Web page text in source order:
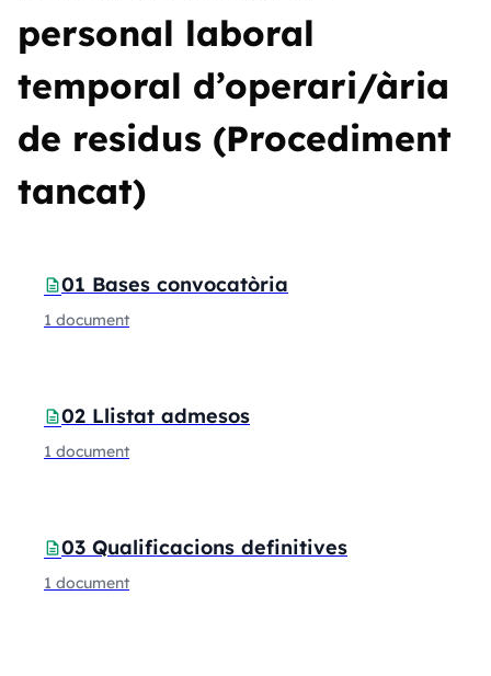
personal laboral
temporal d’operari/ària
de residus (Procediment
tancat)
description01 Bases convocatòria
1 document
description02 Llistat admesos
1 document
description03 Qualificacions definitives
1 document